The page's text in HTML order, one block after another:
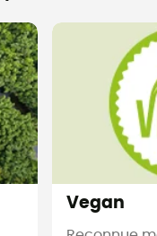
Vegan